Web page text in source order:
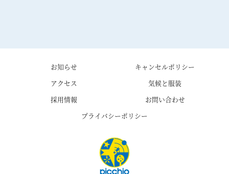
お知らせ
キャンセルポリシー
アクセス
気候と服装
採用情報
お問い合わせ
プライバシーポリシー